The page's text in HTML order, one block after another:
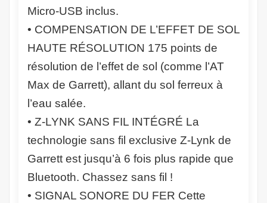
Micro-USB inclus.
• COMPENSATION DE L’EFFET DE SOL
HAUTE RÉSOLUTION 175 points de
résolution de l’effet de sol (comme l’AT
Max de Garrett), allant du sol ferreux à
l’eau salée.
• Z-LYNK SANS FIL INTÉGRÉ La
technologie sans fil exclusive Z-Lynk de
Garrett est jusqu’à 6 fois plus rapide que
Bluetooth. Chassez sans fil !
• SIGNAL SONORE DU FER Cette